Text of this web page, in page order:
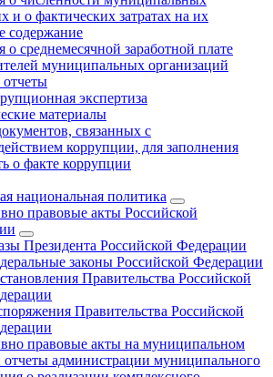
и о фактических затратах на их
содержание
о среднемесячной заработной плате
муниципальных организаций
экспертиза
материалы
связанных с
коррупции, для заполнения
о факте коррупции
национальная политика
правовые акты Российской
Президента Российской Федерации
законы Российской Федерации
Правительства Российской
Правительства Российской
правовые акты на муниципальном
отчеты администрации муниципального